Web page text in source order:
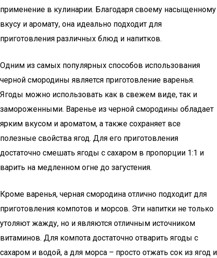
применение в кулинарии. Благодаря своему насыщенному
вкусу и аромату, она идеально подходит для
приготовления различных блюд и напитков.
Одним из самых популярных способов использования
черной смородины является приготовление варенья.
Ягоды можно использовать как в свежем виде, так и
замороженными. Варенье из черной смородины обладает
ярким вкусом и ароматом, а также сохраняет все
полезные свойства ягод. Для его приготовления
достаточно смешать ягоды с сахаром в пропорции 1:1 и
варить на медленном огне до загустения.
Кроме варенья, черная смородина отлично подходит для
приготовления компотов и морсов. Эти напитки не только
утоляют жажду, но и являются отличным источником
витаминов. Для компота достаточно отварить ягоды с
сахаром и водой, а для морса – просто отжать сок из ягод и